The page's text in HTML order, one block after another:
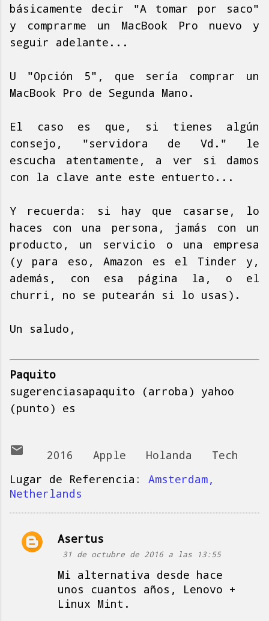
básicamente decir "A tomar por saco"
y comprarme un MacBook Pro nuevo y
seguir adelante...
U "Opción 5", que sería comprar un
MacBook Pro de Segunda Mano.
El caso es que, si tienes algún
consejo, "servidora de Vd." le
escucha atentamente, a ver si damos
con la clave ante este entuerto...
Y recuerda: si hay que casarse, lo
haces con una persona, jamás con un
producto, un servicio o una empresa
(y para eso, Amazon es el Tinder y,
además, con esa página la, o el
churri, no se putearán si lo usas).
Un saludo,
Paquito
sugerenciasapaquito (arroba) yahoo
(punto) es
2016 Apple Holanda
Tech
Lugar de Referencia: Amsterdam,
Netherlands
C
Asertus
31 de octubre de 2016 a las 13:55
Mi alternativa desde hace
unos cuantos años, Lenovo +
Linux Mint.